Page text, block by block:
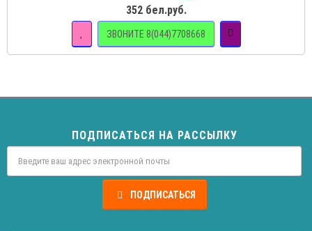
352 бел.руб.
ЗВОНИТЕ 8(044)7708668
ПОДПИСАТЬСЯ НА РАССЫЛКУ
ПОДПИСАТЬСЯ